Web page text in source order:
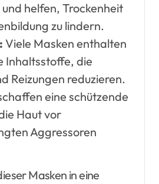
helfen, Trockenheit
zu lindern.
Viele Masken enthalten
Inhaltsstoffe, die
Reizungen reduzieren.
eine schützende
Haut vor
Aggressoren
Masken in eine